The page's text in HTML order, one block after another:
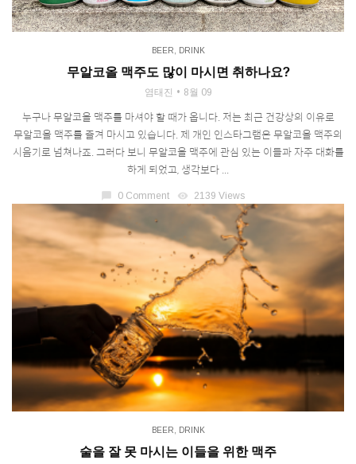
BEER DRINK
무알코올 맥주도 많이 마시면 취하나요?
염태진 8월 09
누구나 무알코올 맥주를 마셔야 할 때가 옵니다. 저는 최근 건강상의 이유로
무알코올 맥주를 즐겨 마시고 있습니다. 제 개인 인스타그램은 무알코올 맥주의
시음기로 넘쳐나죠. 그러다 보니 무알코올 맥주에 관심 있는 이들과 자주 대화를
하게 되었고, 생각보다 ...
0 Comment visibility 2139 Views
BEER DRINK
술을 잘 못 마시는 이들을 위한 맥주